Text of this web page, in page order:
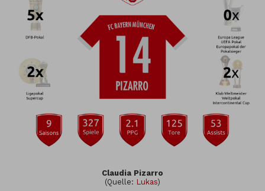
Claudia Pizarro
(Quelle: Lukas)